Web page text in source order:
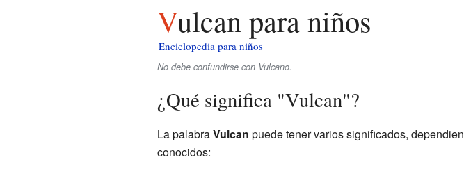
Vulcan para niños
Enciclopedia para niños
No debe confundirse con Vulcano.
¿Qué significa "Vulcan"?
La palabraVulcan puede tener varios significados,
conocidos: